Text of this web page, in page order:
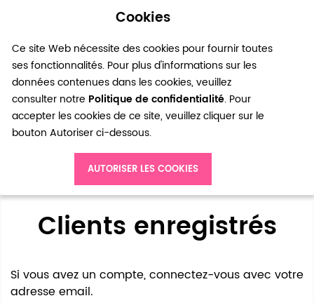
Cookies
Ce site Web nécessite des cookies pour fournir toutes
ses fonctionnalités. Pour plus d'informations sur les
données contenues dans les cookies, veuillez
consulter notre Politique de confidentialité. Pour
accepter les cookies de ce site, veuillez cliquer sur le
bouton Autoriser ci-dessous.
AUTORISER LES COOKIES
0
Accès client
Clients enregistrés
Si vous avez un compte, connectez-vous avec votre
adresse email.